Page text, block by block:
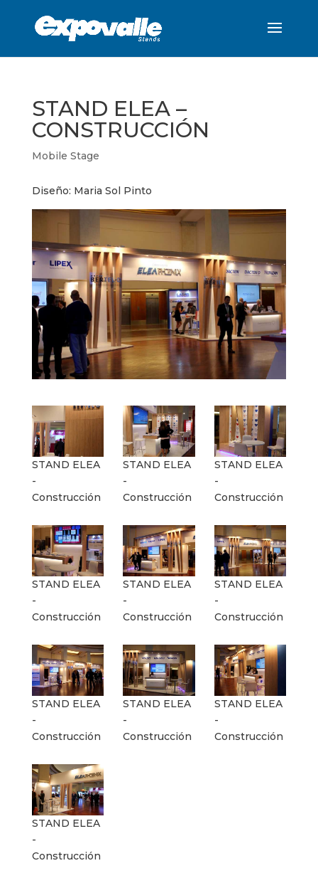
STAND ELEA –
CONSTRUCCIÓN
Mobile Stage
Diseño: Maria Sol Pinto
STAND ELEA
-
Construcción
STAND ELEA
-
Construcción
STAND ELEA
-
Construcción
STAND ELEA
-
Construcción
STAND ELEA
-
Construcción
STAND ELEA
-
Construcción
STAND ELEA
-
Construcción
STAND ELEA
-
Construcción
STAND ELEA
-
Construcción
STAND ELEA
-
Construcción